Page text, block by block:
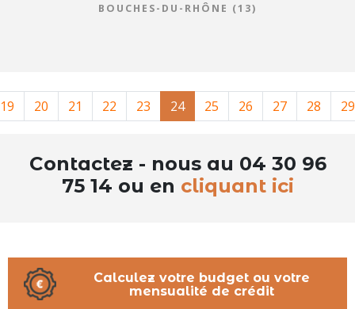
BOUCHES-DU-RHÔNE (13)
19 20 21 22 23 24 25 26 27 28 29
Contactez - nous au 04 30 96
75 14 ou en cliquant ici
Calculez votre budget ou votre
mensualité de crédit